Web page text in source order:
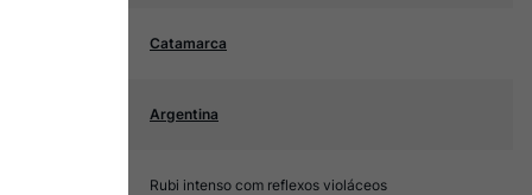
Catamarca
Argentina
Rubi intenso com reflexos violáceos